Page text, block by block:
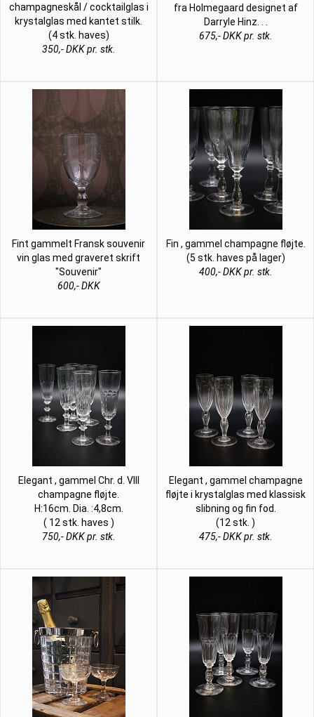
champagneskål / cocktailglas i
krystalglas med kantet stilk.
(4 stk. haves)
350,- DKK pr. stk.
fra Holmegaard designet af
Darryle Hinz. . .
675,- DKK pr. stk.
Fint gammelt Fransk souvenir
vin glas med graveret skrift
"Souvenir"
600,- DKK
Fin , gammel champagne fløjte.
(5 stk. haves på lager)
400,- DKK pr. stk.
Elegant , gammel Chr. d. VIII
champagne fløjte.
H:16cm. Dia. :4,8cm.
( 12 stk. haves )
750,- DKK pr. stk.
Elegant , gammel champagne
fløjte i krystalglas med klassisk
slibning og fin fod.
(12 stk. )
475,- DKK pr. stk.